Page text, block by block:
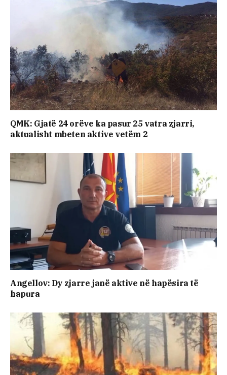
QMK: Gjatë 24 orëve ka pasur 25 vatra zjarri,
aktualisht mbeten aktive vetëm 2
Angellov: Dy zjarre janë aktive në hapësira të
hapura